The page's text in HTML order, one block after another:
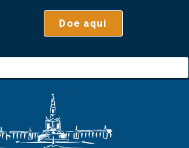
Doe aqui